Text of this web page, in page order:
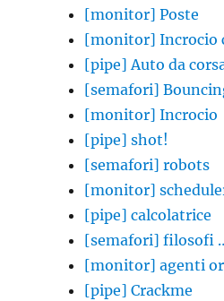
[monitor] Poste
[monitor] Incrocio
[pipe] Auto da
[semafori]
[monitor] Incrocio
[pipe] shot!
[semafori] robots
[monitor]
[pipe] calcolatrice
[semafori] filosofi
[monitor] agenti
[pipe] Crackme